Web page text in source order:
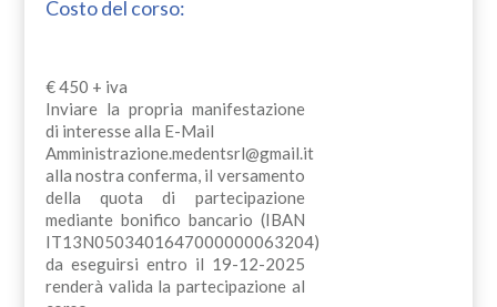
Costo del corso:
€ 450 + iva
Inviare la propria manifestazione
di interesse alla E-Mail
Amministrazione.medentsrl@gmail.it
alla nostra conferma, il versamento
della quota di partecipazione
mediante bonifico bancario (IBAN
IT13N0503401647000000063204)
da eseguirsi entro il 19-12-2025
renderà valida la partecipazione al